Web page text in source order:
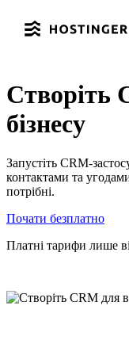
Створіть
бізнесу
Запустіть CRM-
контактами та
потрібні.
Почати безплатно
Платні тарифи лише